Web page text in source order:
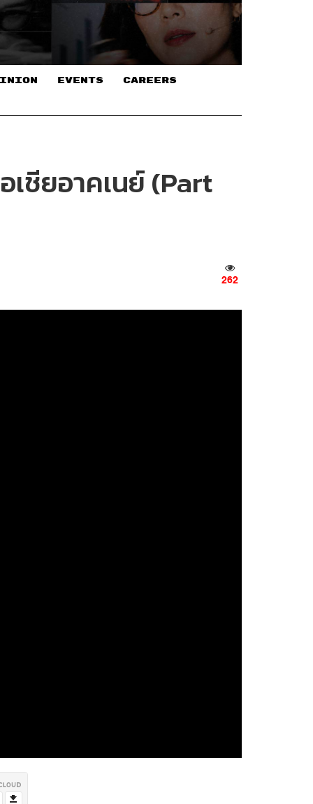
EVENTS CAREERS
เชียอาคเนย์ (Part
262